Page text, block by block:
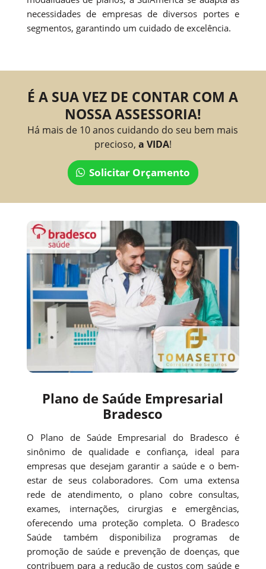
necessidades de empresas de diversos portes e
segmentos, garantindo um cuidado de excelência.
É A SUA VEZ DE CONTAR COM A
NOSSA ASSESSORIA!
Há mais de 10 anos cuidando do seu bem mais
precioso, a VIDA!
Solicitar Orçamento
Plano de Saúde Empresarial
Bradesco
O Plano de Saúde Empresarial do Bradesco é
sinônimo de qualidade e confiança, ideal para
empresas que desejam garantir a saúde e o bem-
estar de seus colaboradores. Com uma extensa
rede de atendimento, o plano cobre consultas,
exames, internações, cirurgias e emergências,
oferecendo uma proteção completa. O Bradesco
Saúde também disponibiliza programas de
promoção de saúde e prevenção de doenças, que
contribuem para a redução de custos com saúde e